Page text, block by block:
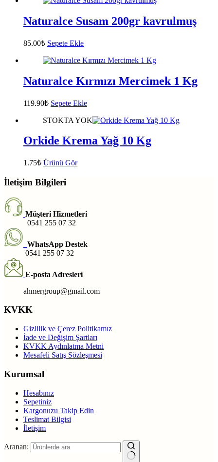
Naturalce Susam 200gr kavrulmuş
85.00₺ Sepete Ekle
Naturalce Kırmızı Mercimek 1 Kg
119.90₺ Sepete Ekle
STOKTA YOK
Orkide Krema Yağ 10 Kg
1.75₺ Ürünü Gör
İletişim Bilgileri
Müşteri Hizmetleri
0541 255 07 32
WhatsApp Destek
0541 255 07 32
E-posta Adresleri
ahmergroup@gmail.com
KVKK
Gizlilik ve Çerez Politikamız
İade ve Değişim Şartları
KVKK Aydınlatma Metni
Mesafeli Satış Sözleşmesi
Kurumsal
Hesabınız
Sepetiniz
Kargonuzu Takip Edin
Teslimat Bilgisi
İletişim
Aranan: